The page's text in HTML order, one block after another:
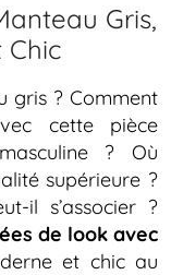
Gris,
Chic
gris ? Comment
cette pièce
? Où
supérieure ?
il s’associer ?
de look avec
et chic au